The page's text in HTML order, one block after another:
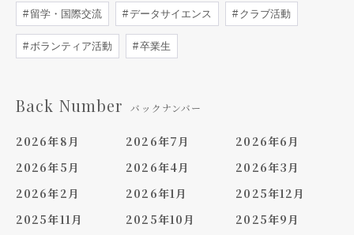
留学・国際交流 データサイエンス クラブ活動
ボランティア活動 卒業生
Back Number バックナンバー
2026年8月 2026年7月
2026年6月
2026年5月
2026年4月
2026年3月
2026年2月
2026年1月
2025年12月
2025年11月
2025年10月
2025年9月